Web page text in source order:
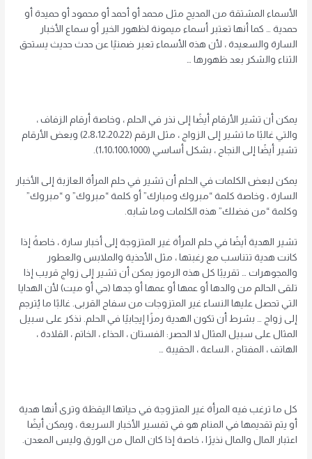
الأسماء المشتقة من المديح مثل محمد أو أحمد أو محمود أو حميدة أو
حمدية … كما أنها تعتبر أسماء ميمونة لظهور الخير أو سماع الأخبار
السارة والسعيدة ، لأن هذه الأسماء تعبر ضمنيًا عن حدث حديث يستحق
الثناء والشكر بعد ظهورها …
يمكن أن تشير الأرقام أيضًا إلى نذر في الحلم ، وخاصة أرقام الزفاف ،
والتي غالبًا ما تشير إلى الزواج ، مثل الرقم (2،8،12،20،22) وبعض الأرقام
تشير أيضًا إلى النجاح ، بشكل أساسي (1،10،100،1000).
يمكن لبعض الكلمات في الحلم أن تشير في حلم المرأة العازبة إلى الأخبار
السارة ، وخاصة كلمة “مبروك ومبارك” أو كلمة “مبروك” و “مبروك”
وكلمة “من فضلك” هذه الكلمات وما شابه.
تشير الهدية أيضًا في حلم المرأة غير المتزوجة إلى أخبار سارة ، خاصةً إذا
كانت هدية تتناسب مع رغبتها ، مثل الأحذية والملابس والعطور
والمجوهرات … تقريبًا كل هذه الرموز يمكن أن تشير إلى زواج قريب إذا
تلقى الحالم من والدها أو عمها أو عمها أو جدها (حي أو ميت) لأن الهدايا
التي تحصل عليها النساء غير المتزوجات من سفاح القربى. غالبًا ما يُترجم
إلى زواج … بشرط أن تكون الهدية رمزًا إيجابيًا في الحلم. نذكر على سبيل
المثال على سبيل المثال لا الحصر: الفستان ، الحذاء ، الخاتم ، القلادة ،
الهاتف ، المفتاح ، الساعة ، الحقيبة …
كل ما ترغب فيه المرأة غير المتزوجة في حياتها اليقظة وترى أنها هدية
أو يتم تقديمها في المنام هو في تفسير الأخبار السريعة ، ويمكن أيضًا
اعتبار المال والمال نذيرًا ، خاصة إذا كان المال من الورق وليس المعدن.